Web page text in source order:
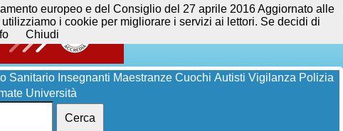
Sanitario Insegnanti Maestranze Cuochi Autisti Vigilanza Polizia
Università
Cerca
europeo e del Consiglio del 27 aprile 2016 Aggiornato alle
i cookie per migliorare i servizi ai lettori. Se decidi di
Chiudi